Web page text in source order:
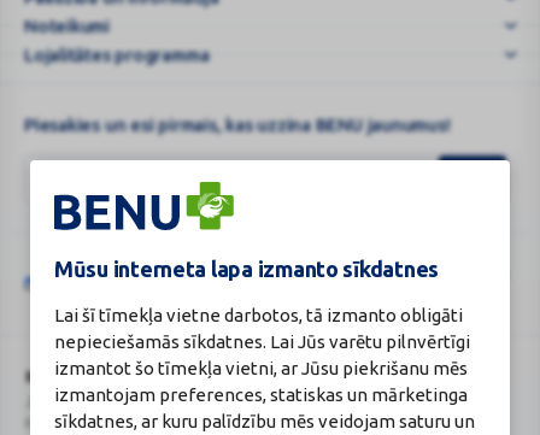
Mūsu interneta lapa izmanto sīkdatnes
Lai šī tīmekļa vietne darbotos, tā izmanto obligāti
nepieciešamās sīkdatnes. Lai Jūs varētu pilnvērtīgi
izmantot šo tīmekļa vietni, ar Jūsu piekrišanu mēs
izmantojam preferences, statiskas un mārketinga
sīkdatnes, ar kuru palīdzību mēs veidojam saturu un
|
BENU.L
Noteikumi
Lojalitātes programma
Piesakies un esi pirmais, kas uzzina BENU jaunumus!
Google
reCAPTCHA
Šo vietni aizsargā „reCAPTCHA“, un uz to attiecas „Google“
BENU Aptieka Latvija, SIA
Juridiskā adrese / Faktiskā adrese:
Noliktavu iela 5, Dreiliņi, Stopiņu
Licence
Licences numurs: A00010
E-aptiekas kontakti